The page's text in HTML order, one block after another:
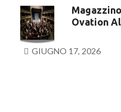
Ovation
GIUGNO 17, 2026